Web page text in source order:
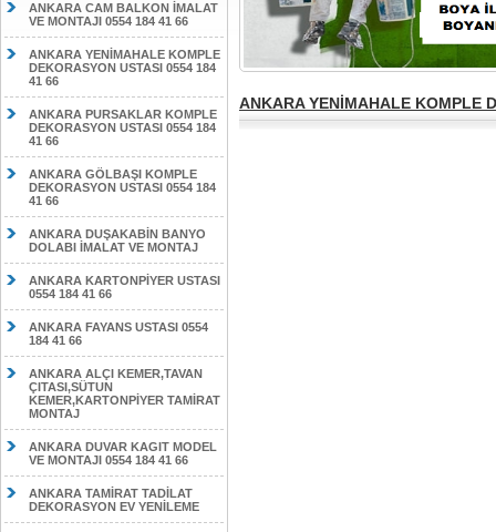
ANKARA CAM BALKON İMALAT
VE MONTAJI 0554 184 41 66
ANKARA YENİMAHALE KOMPLE
DEKORASYON USTASI 0554 184
41 66
ANKARA PURSAKLAR KOMPLE
DEKORASYON USTASI 0554 184
41 66
ANKARA GÖLBAŞI KOMPLE
DEKORASYON USTASI 0554 184
41 66
ANKARA DUŞAKABİN BANYO
DOLABI İMALAT VE MONTAJ
ANKARA KARTONPİYER USTASI
0554 184 41 66
ANKARA FAYANS USTASI 0554
184 41 66
ANKARA ALÇI KEMER,TAVAN
ÇITASI,SÜTUN
KEMER,KARTONPİYER TAMİRAT
MONTAJ
ANKARA DUVAR KAGIT MODEL
VE MONTAJI 0554 184 41 66
ANKARA TAMİRAT TADİLAT
DEKORASYON EV YENİLEME
ANKARA YENİMAHALE KOMPLE